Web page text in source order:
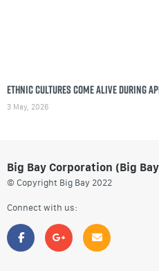
Ethnic cultures come alive during
3 May, 2026
Big Bay Corporation (Big
© Copyright Big Bay 2022
Connect with us: